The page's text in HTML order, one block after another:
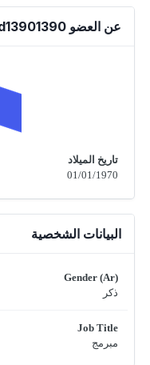
عن العضو dd13901390
تاريخ الميلاد
01/01/1970
البيانات الشخصية
Gender (Ar)
ذكر
Job Title
مبرمج